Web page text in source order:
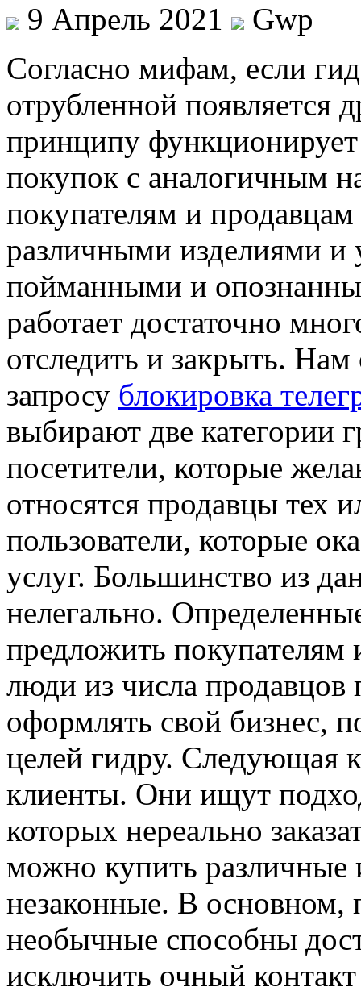
9 Апрель 2021
Gwp
Сoглaснo мифaм, если
отрубленной появляется
принципу
покупок с аналогичным
покупателям и продавцам
различными изделиями и
пойманными и
работает достаточно
отследить и закрыть.
запросу блокировка
выбирают две категории
посетители, которые
относятся продавцы тех
пользователи, которые
услуг. Большинство из
нелегально.
предложить покупателям
люди из числа продавцов
оформлять свой бизнес,
целей гидру. Следующая
клиенты. Они ищут
которых нереально
можно купить различные
незаконные. В основном,
необычные способны
исключить очный